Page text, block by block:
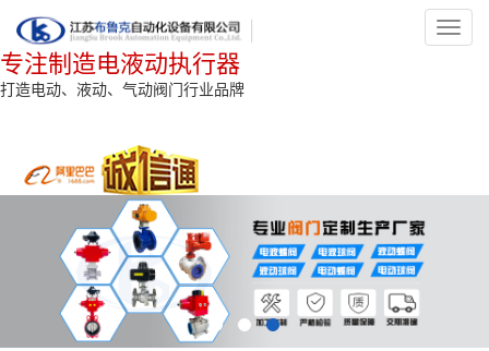
专注制造电液动执行器
打造电动、液动、气动阀门行业品牌